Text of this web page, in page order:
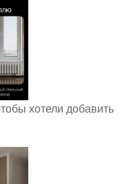
хотели добавить